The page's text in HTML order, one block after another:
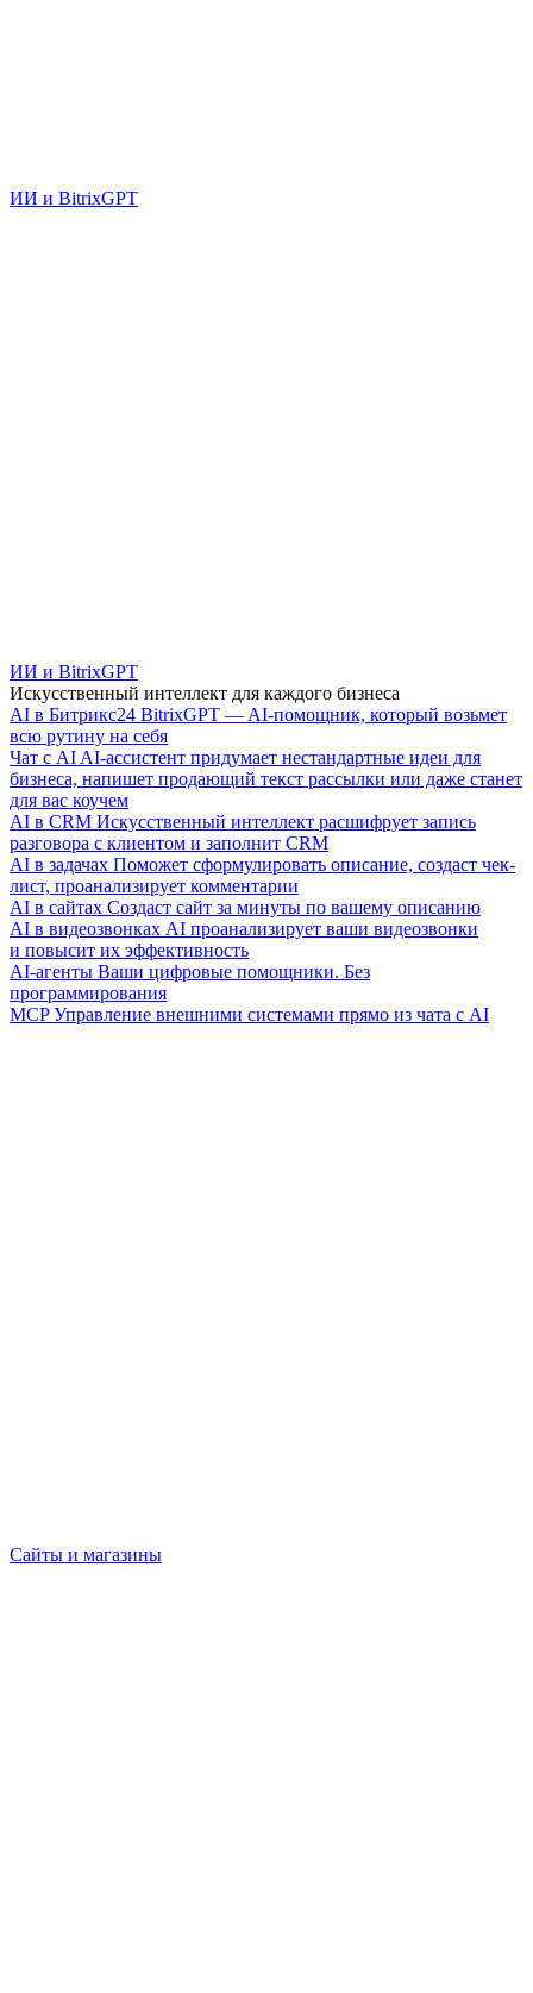
ИИ и BitrixGPT
ИИ и BitrixGPT
Искусственный интеллект для каждого бизнеса
AI в Битрикс24 BitrixGPT — AI-помощник, который возьмет
всю рутину на себя
Чат с AI AI-ассистент придумает нестандартные идеи для
бизнеса, напишет продающий текст рассылки или даже станет
для вас коучем
AI в CRM Искусственный интеллект расшифрует запись
разговора с клиентом и заполнит CRM
AI в задачах Поможет сформулировать описание, создаст чек-
лист, проанализирует комментарии
AI в сайтах Создаст сайт за минуты по вашему описанию
AI в видеозвонках AI проанализирует ваши видеозвонки
и повысит их эффективность
AI-агенты Ваши цифровые помощники. Без
программирования
MCP Управление внешними системами прямо из чата с AI
Сайты и магазины